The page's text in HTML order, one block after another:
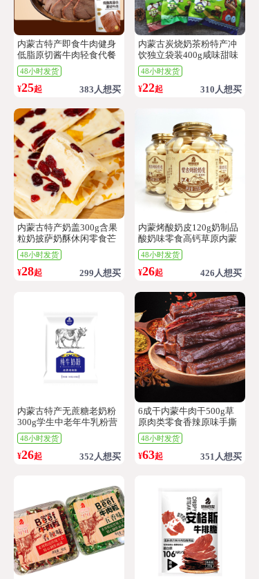
内蒙古特产即食牛肉健身
低脂原切酱牛肉轻食代餐
饱腹熟食五香袋装
48小时发货
¥25起 383人想买
内蒙古炭烧奶茶粉特产冲
饮独立袋装400g咸味甜味
红枣味冲调饮品
48小时发货
¥22起 310人想买
内蒙古特产奶盖300g含果
粒奶披萨奶酥休闲零食芒
果味奶制品真空装
48小时发货
¥28起 299人想买
内蒙烤酸奶皮120g奶制品
酸奶味零食高钙草原内蒙
古休闲解馋小零食
48小时发货
¥26起 426人想买
内蒙古特产无蔗糖老奶粉
300g学生中老年牛乳粉营
养早餐牛奶粉
48小时发货
¥26起 352人想买
6成干内蒙牛肉干500g草
原肉类零食香辣原味手撕
风干牛肉开袋即食
48小时发货
¥63起 351人想买